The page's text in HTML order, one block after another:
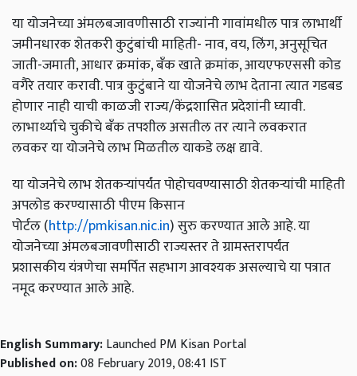
या योजनेच्या अंमलबजावणीसाठी राज्यांनी गावांमधील पात्र लाभार्थी
जमीनधारक शेतकरी कुटुंबांची माहिती- नाव, वय, लिंग, अनुसूचित
जाती-जमाती, आधार क्रमांक, बँक खाते क्रमांक, आयएफएससी कोड
वगैरे तयार करावी. पात्र कुटुंबाने या योजनेचे लाभ देताना त्यात गडबड
होणार नाही याची काळजी राज्य/केंद्रशासित प्रदेशांनी घ्यावी.
लाभार्थ्याचे चुकीचे बँक तपशील असतील तर त्याने लवकरात
लवकर या योजनेचे लाभ मिळतील याकडे लक्ष द्यावे.
या योजनेचे लाभ शेतकऱ्यांपर्यंत पोहोचवण्यासाठी शेतकऱ्यांची माहिती
अपलोड करण्यासाठी पीएम किसान
पोर्टल(http://pmkisan.nic.in)सुरु करण्यात आले आहे. या
योजनेच्या अंमलबजावणीसाठी राज्यस्तर ते ग्रामस्तरापर्यंत
प्रशासकीय यंत्रणेचा समर्पित सहभाग आवश्यक असल्याचे या पत्रात
नमूद करण्यात आले आहे.
English Summary:Launched PM Kisan Portal
Published on:08 February 2019, 08:41 IST